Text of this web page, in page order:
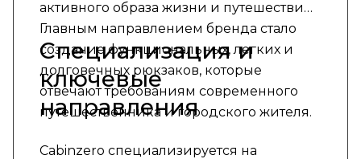
активного образа жизни и путешествий.
Главным направлением бренда стало
создание функциональных, легких и
долговечных рюкзаков, которые
отвечают требованиям современного
путешественника и городского жителя.
Специализация и
ключевые
направления
Cabinzero специализируется на